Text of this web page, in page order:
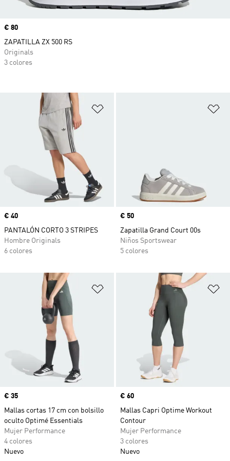
Precio
€ 40
PANTALÓN CORTO 3 STRIPES
Hombre Originals
6 colores
Precio
€ 50
Zapatilla Grand Court 00s
Niños Sportswear
5 colores
Añadir a la lista de deseos
Precio
€ 35
Mallas cortas 17 cm con bolsillo
oculto Optimé Essentials
Mujer Performance
4 colores
Nuevo
Precio
€ 60
Mallas Capri Optime Workout
Contour
Mujer Performance
3 colores
Nuevo
Precio
€ 80
ZAPATILLA ZX 500 RS
Originals
3 colores